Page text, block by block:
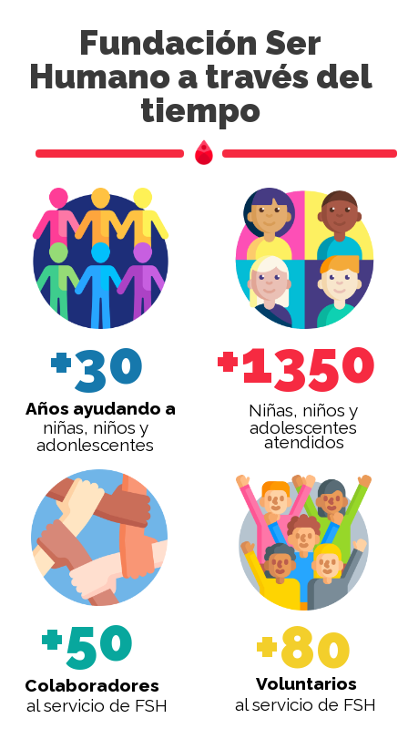
+30
Años ayudando a
niñas, niños y
adonlescentes
+1350
Niñas, niños y
adolescentes
atendidos
+50
Colaboradores
al servicio de FSH
Fundación Ser
Humano a través del
tiempo
+80
Voluntarios
al servicio de FSH